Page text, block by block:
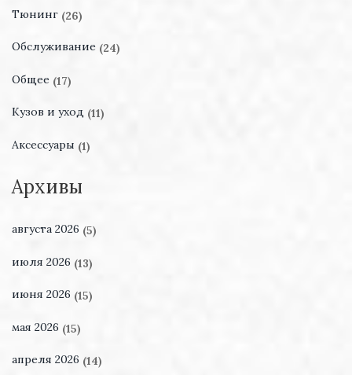
Тюнинг (26)
Обслуживание (24)
Общее (17)
Кузов и уход (11)
Аксессуары (1)
Архивы
августа 2026 (5)
июля 2026 (13)
июня 2026 (15)
мая 2026 (15)
апреля 2026 (14)